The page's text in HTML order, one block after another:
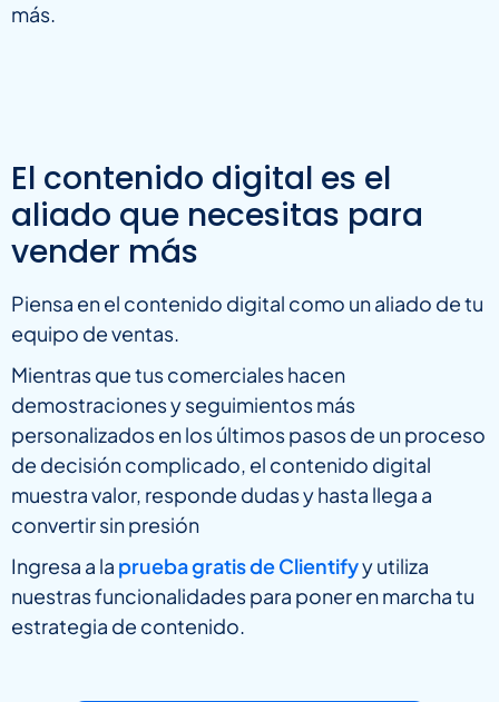
más.
El contenido digital es el
aliado que necesitas para
vender más
Piensa en el contenido digital como un aliado de tu
equipo de ventas.
Mientras que tus comerciales hacen
demostraciones y seguimientos más
personalizados en los últimos pasos de un proceso
de decisión complicado, el contenido digital
muestra valor, responde dudas y hasta llega a
convertir sin presión
Ingresa a la prueba gratis de Clientifyy utiliza
nuestras funcionalidades para poner en marcha tu
estrategia de contenido.